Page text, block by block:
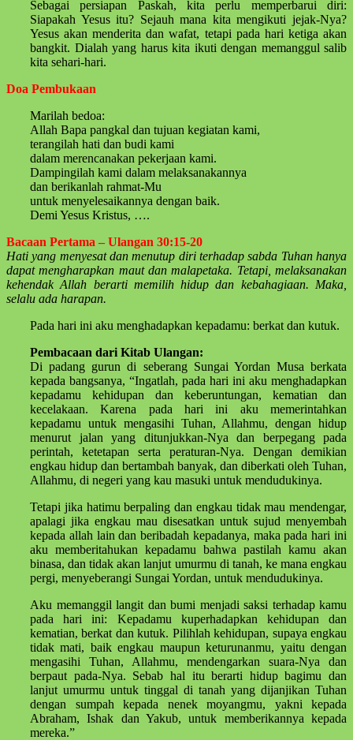
Sebagai persiapan Paskah, kita perlu memperbarui diri:
Siapakah Yesus itu? Sejauh mana kita mengikuti jejak-Nya?
Yesus akan menderita dan wafat, tetapi pada hari ketiga akan
bangkit. Dialah yang harus kita ikuti dengan memanggul salib
kita sehari-hari.
Doa Pembukaan
Marilah bedoa:
Allah Bapa pangkal dan tujuan kegiatan kami,
terangilah hati dan budi kami
dalam merencanakan pekerjaan kami.
Dampingilah kami dalam melaksanakannya
dan berikanlah rahmat-Mu
untuk menyelesaikannya dengan baik.
Demi Yesus Kristus, ….
Bacaan Pertama – Ulangan 30:15-20
Hati yang menyesat dan menutup diri terhadap sabda Tuhan hanya
dapat mengharapkan maut dan malapetaka. Tetapi, melaksanakan
kehendak Allah berarti memilih hidup dan kebahagiaan. Maka,
selalu ada harapan.
Pada hari ini aku menghadapkan kepadamu: berkat dan kutuk.
Pembacaan dari Kitab Ulangan:
Di padang gurun di seberang Sungai Yordan Musa berkata
kepada bangsanya, “Ingatlah, pada hari ini aku menghadapkan
kepadamu kehidupan dan keberuntungan, kematian dan
kecelakaan. Karena pada hari ini aku memerintahkan
kepadamu untuk mengasihi Tuhan, Allahmu, dengan hidup
menurut jalan yang ditunjukkan-Nya dan berpegang pada
perintah, ketetapan serta peraturan-Nya. Dengan demikian
engkau hidup dan bertambah banyak, dan diberkati oleh Tuhan,
Allahmu, di negeri yang kau masuki untuk mendudukinya.
Tetapi jika hatimu berpaling dan engkau tidak mau mendengar,
apalagi jika engkau mau disesatkan untuk sujud menyembah
kepada allah lain dan beribadah kepadanya, maka pada hari ini
aku memberitahukan kepadamu bahwa pastilah kamu akan
binasa, dan tidak akan lanjut umurmu di tanah, ke mana engkau
pergi, menyeberangi Sungai Yordan, untuk mendudukinya.
Aku memanggil langit dan bumi menjadi saksi terhadap kamu
pada hari ini: Kepadamu kuperhadapkan kehidupan dan
kematian, berkat dan kutuk. Pilihlah kehidupan, supaya engkau
tidak mati, baik engkau maupun keturunanmu, yaitu dengan
mengasihi Tuhan, Allahmu, mendengarkan suara-Nya dan
berpaut pada-Nya. Sebab hal itu berarti hidup bagimu dan
lanjut umurmu untuk tinggal di tanah yang dijanjikan Tuhan
dengan sumpah kepada nenek moyangmu, yakni kepada
Abraham, Ishak dan Yakub, untuk memberikannya kepada
mereka.”